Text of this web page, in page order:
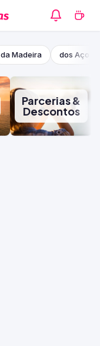
da Madeira dos
Parcerias &
Descontos